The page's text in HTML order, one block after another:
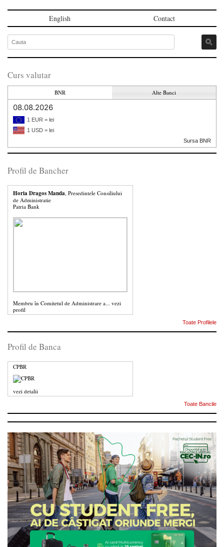
English Contact
Curs valutar
BNR Alte Banci
08.08.2026
1 EUR = lei
1 USD = lei
Sursa BNR
Profil de Bancher
Horia Dragos Manda, Presedintele Consiliului
de Administratie
Patria Bank
Membru în Comitetul de Administrare a... vezi
profil
Toate Profilele
Profil de Banca
CPBR
vezi detalii
Toate Bancile